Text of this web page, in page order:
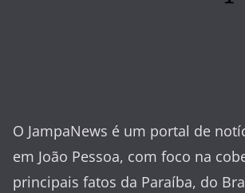
O JampaNews é um portal de
em João Pessoa, com foco na
principais fatos da Paraíba, do